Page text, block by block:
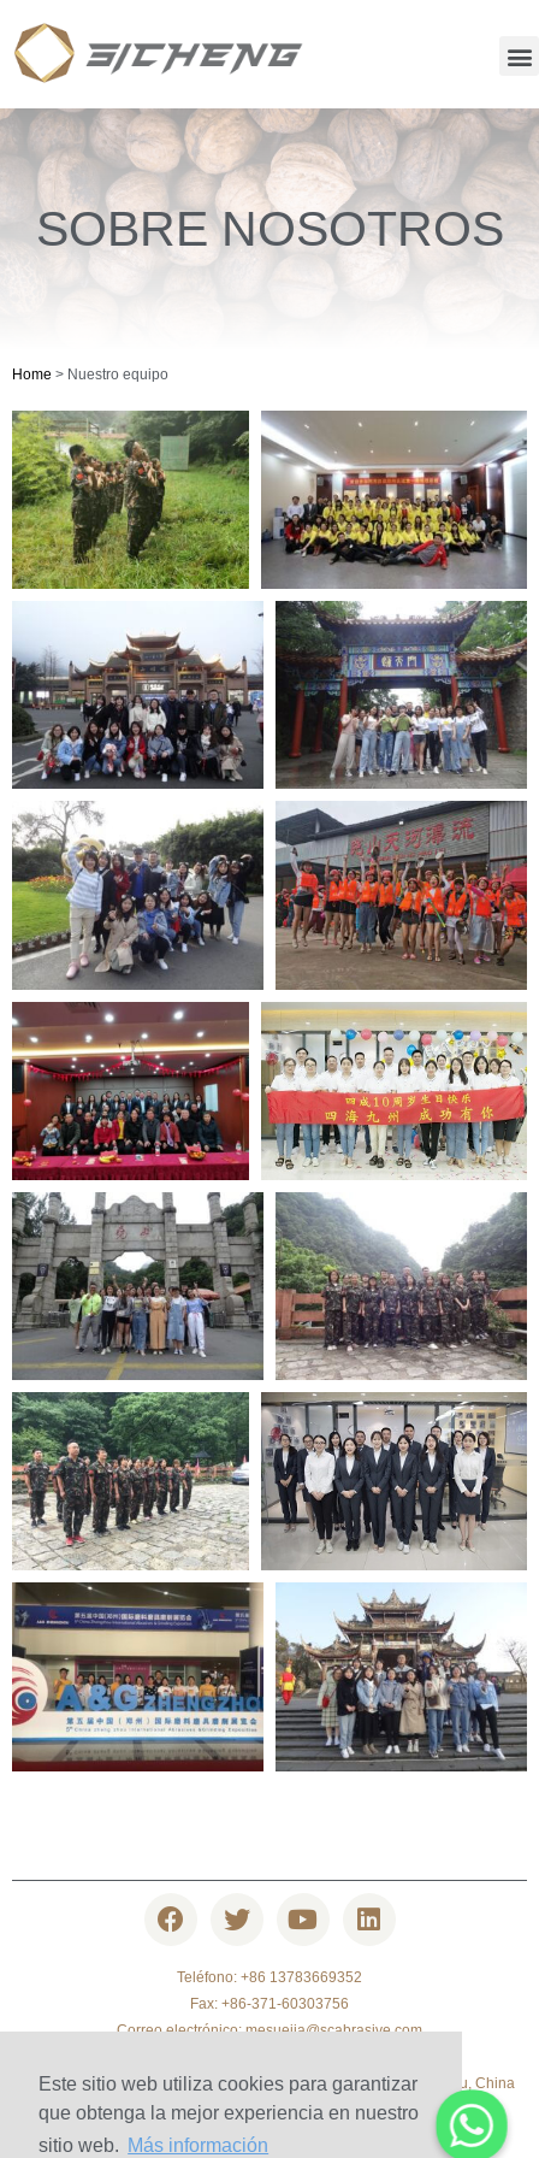
Este sitio web utiliza cookies para garantizar
que obtenga la mejor experiencia en nuestro
sitio web. Más información
SOBRE NOSOTROS
Home > Nuestro equipo
© 2010-2020 Henan Sicheng Abrasives Tech Co., Ltd. Copyright
Teléfono: +86 13783669352
Fax: +86-371-60303756
Correo electrónico:mesuejia@scabrasive.com
Sala 1903, Yaxin Times Square, Songshan South Road, Zhengzhou, China